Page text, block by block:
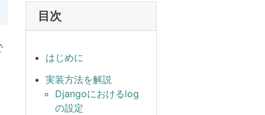
目次
はじめに
実装方法を解説
Djangoにおけるlog
の設定